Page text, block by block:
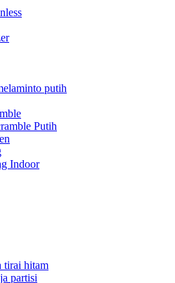
putih
Putih
Indoor
tirai hitam
partisi